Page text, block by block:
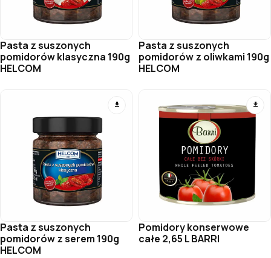
Pasta z suszonych
pomidorów klasyczna 190g
HELCOM
Pasta z suszonych
pomidorów z oliwkami 190g
HELCOM
Pasta z suszonych
pomidorów z serem 190g
HELCOM
Pomidory konserwowe
całe 2,65 L BARRI